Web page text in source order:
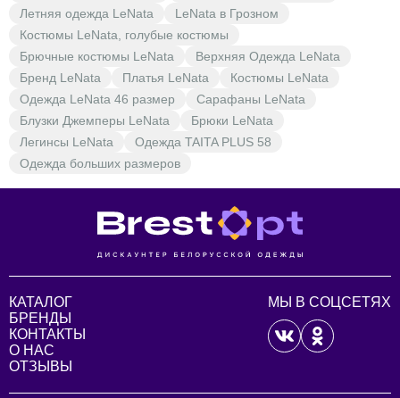
Летняя одежда LeNata
LeNata в Грозном
Костюмы LeNata, голубые костюмы
Брючные костюмы LeNata
Верхняя Одежда LeNata
Бренд LeNata
Платья LeNata
Костюмы LeNata
Одежда LeNata 46 размер
Сарафаны LeNata
Блузки Джемперы LeNata
Брюки LeNata
Легинсы LeNata
Одежда TAITA PLUS 58
Одежда больших размеров
КАТАЛОГ
БРЕНДЫ
КОНТАКТЫ
О НАС
ОТЗЫВЫ
МЫ В СОЦСЕТЯХ